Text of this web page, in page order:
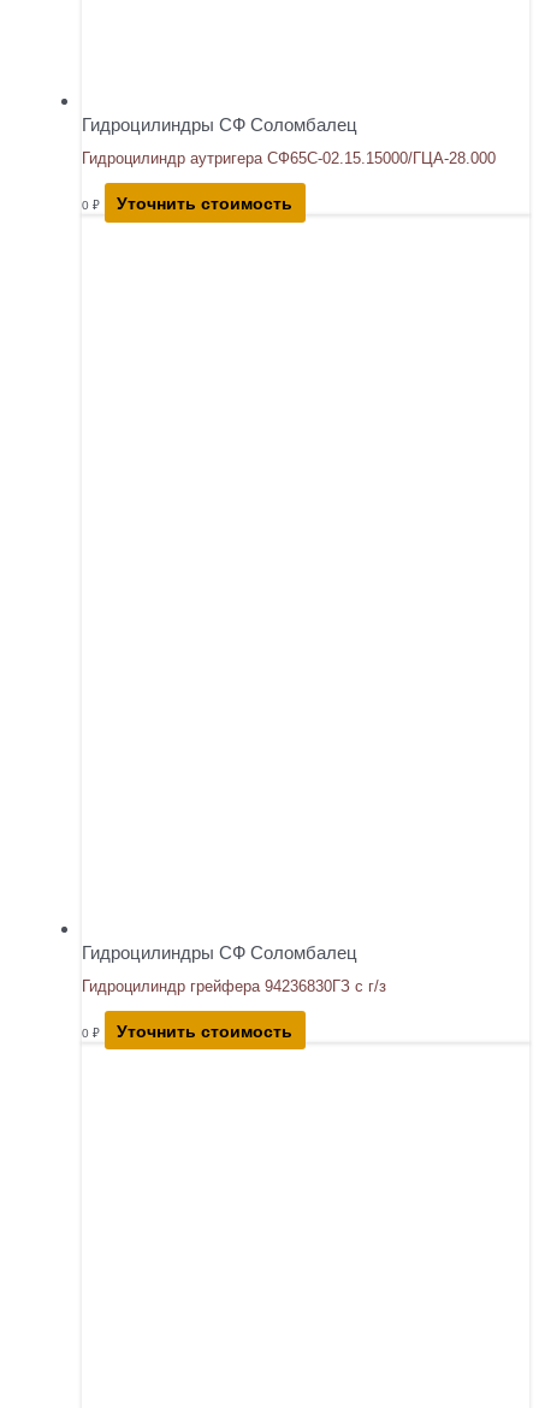
Гидроцилиндры СФ Соломбалец
Гидроцилиндр аутригера СФ65С-02.15.15000/ГЦА-28.000
0 ₽ Уточнить стоимость
Гидроцилиндры СФ Соломбалец
Гидроцилиндр грейфера 94236830ГЗ с г/з
0 ₽ Уточнить стоимость